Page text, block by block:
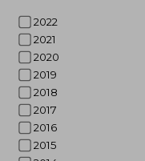
2022
2021
2020
2019
2018
2017
2016
2015